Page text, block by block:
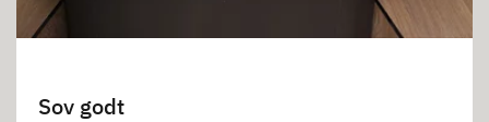
Sov godt